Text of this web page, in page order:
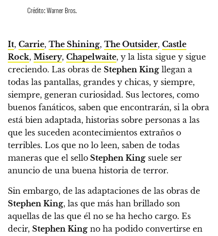
Crédito: Warner Bros.
It, Carrie, The Shining, The Outsider, Castle
Rock, Misery, Chapelwaite, y la lista sigue y sigue
creciendo. Las obras de Stephen King llegan a
todas las pantallas, grandes y chicas, y siempre,
siempre, generan curiosidad. Sus lectores, como
buenos fanáticos, saben que encontrarán, si la obra
está bien adaptada, historias sobre personas a las
que les suceden acontecimientos extraños o
terribles. Los que no lo leen, saben de todas
maneras que el sello Stephen King suele ser
anuncio de una buena historia de terror.
Sin embargo, de las adaptaciones de las obras de
Stephen King, las que más han brillado son
aquellas de las que él no se ha hecho cargo. Es
decir, Stephen King no ha podido convertirse en